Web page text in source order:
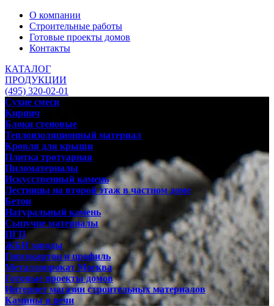
О компании
Строительные работы
Готовые проекты домов
Контакты
КАТАЛОГ
ПРОДУКЦИИ
(495) 320-02-01
Сухие смеси
Кирпич
Блоки стеновые
Теплоизоляционный материал
Кровля для крыши
Плитка тротуарная
Пиломатериалы
Искусственный камень
Лестницы на второй этаж в частном доме
Бетон
Натуральный камень
Сыпучие материалы
ПГП
ЖБИ заводы
Гипсокартон и профиль
Металлопрокат Москва
Готовые проекты домов
Интернет магазин строительных материалов
Камины и печи